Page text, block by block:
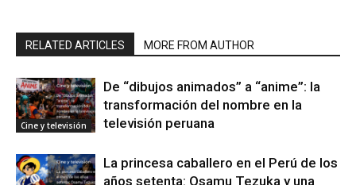
RELATED ARTICLES MORE FROM AUTHOR
Cine y televisión
De “dibujos animados” a “anime”: la
transformación del nombre en la
televisión peruana
La princesa caballero en el Perú de los
años setenta: Osamu Tezuka y una